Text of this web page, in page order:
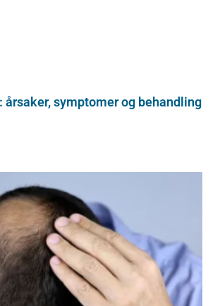
årsaker, symptomer og behandling